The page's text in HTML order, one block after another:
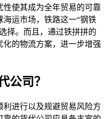
使其成为全年贸易的可靠
运市场，铁路这一“钢铁
择。而且，通过铁拼拼的
的物流方案，进一步增强
公司？
进行以及规避贸易风险方